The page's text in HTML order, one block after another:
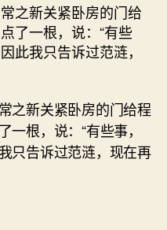
新关紧卧房的门给
了一根，说：“有些
此我只告诉过范涟，
新关紧卧房的门给程
根，说：“有些事，
只告诉过范涟，现在再